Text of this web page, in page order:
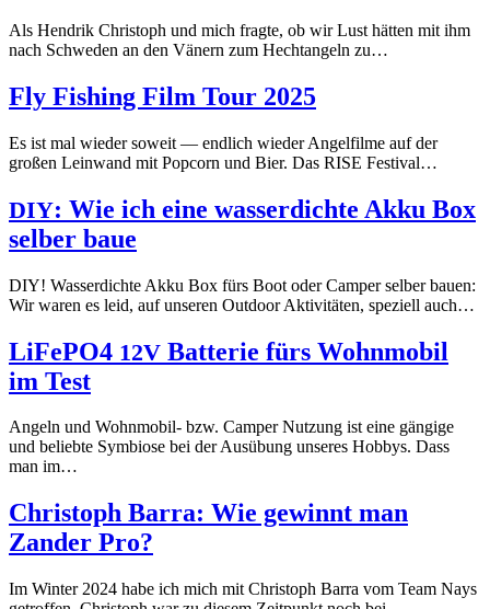
Als Hendrik Christoph und mich fragte, ob wir Lust hätten mit ihm
nach Schweden an den Vänern zum Hechtangeln zu…
Fly Fishing Film Tour 2025
Es ist mal wieder soweit — endlich wieder Angelfilme auf der
großen Leinwand mit Popcorn und Bier. Das RISE Festival…
DIY: Wie ich eine wasserdichte Akku Box
selber baue
DIY! Wasserdichte Akku Box fürs Boot oder Camper selber bauen:
Wir waren es leid, auf unseren Outdoor Aktivitäten, speziell auch…
LiFePO4 12V Batterie fürs Wohnmobil
im Test
Angeln und Wohnmobil- bzw. Camper Nutzung ist eine gängige
und beliebte Symbiose bei der Ausübung unseres Hobbys. Dass
man im…
Christoph Barra: Wie gewinnt man
Zander Pro?
Im Winter 2024 habe ich mich mit Christoph Barra vom Team Nays